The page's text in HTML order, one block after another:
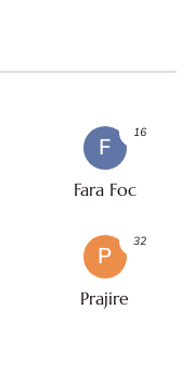
F
Fara Foc
16
P
Prajire
32